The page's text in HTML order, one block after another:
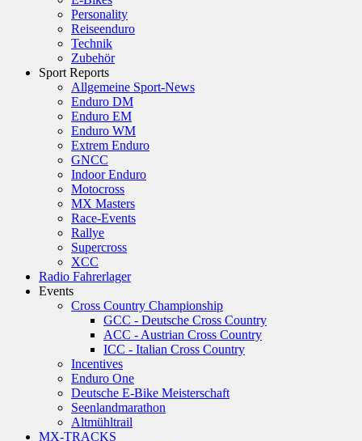
Personality
Reiseenduro
Technik
Zubehör
Sport Reports
Allgemeine Sport-News
Enduro DM
Enduro EM
Enduro WM
Extrem Enduro
GNCC
Indoor Enduro
Motocross
MX Masters
Race-Events
Rallye
Supercross
XCC
Radio Fahrerlager
Events
Cross Country Championship
GCC - Deutsche Cross Country
ACC - Austrian Cross Country
ICC - Italian Cross Country
Incentives
Enduro One
Deutsche E-Bike Meisterschaft
Seenlandmarathon
Altmühltrail
MX-TRACKS